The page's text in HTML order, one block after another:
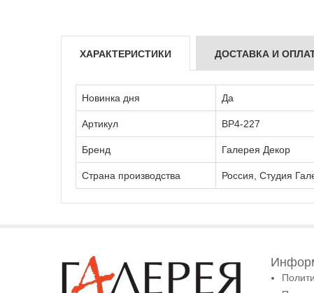
ХАРАКТЕРИСТИКИ ДОСТАВКА И
Новинка дня Да
Артикул ВР4-227
Бренд Галерея Декор
Страна производства Россия, Студия